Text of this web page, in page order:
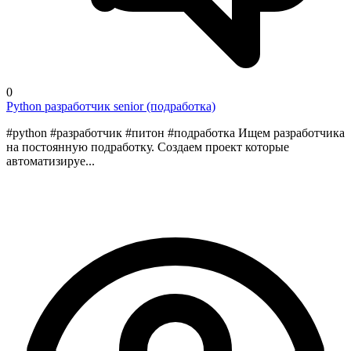
0
Python разработчик senior (подработка)
#python #разработчик #питон #подработка Ищем разработчика
на постоянную подработку. Создаем проект которые
автоматизируе...